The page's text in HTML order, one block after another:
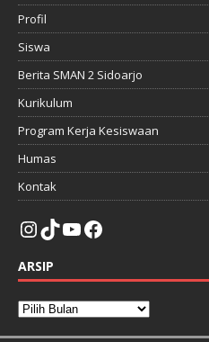
Profil
Siswa
Berita SMAN 2 Sidoarjo
Kurikulum
Program Kerja Kesiswaan
Humas
Kontak
ARSIP